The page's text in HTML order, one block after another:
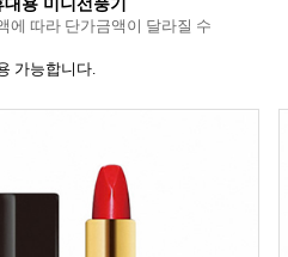
용 미니선풍기
에 따라 단가금액이 달라질 수
가능합니다.